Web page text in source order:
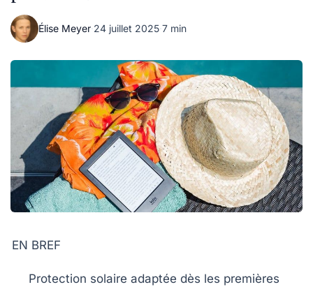
Élise Meyer·24 juillet 2025·7 min
EN BREF
Protection solaire adaptée dès les premières